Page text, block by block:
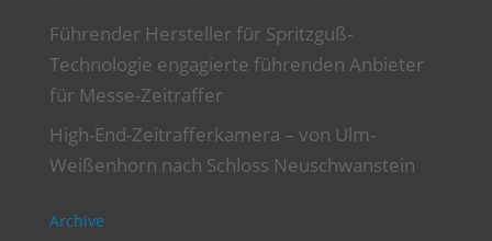
Führender Hersteller für Spritzguß-
Technologie engagierte führenden Anbieter
für Messe-Zeitraffer
High-End-Zeitrafferkamera – von Ulm-
Weißenhorn nach Schloss Neuschwanstein
Archive